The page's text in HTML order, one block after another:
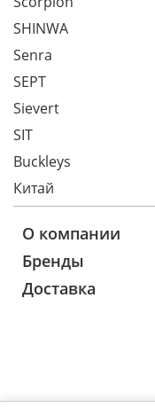
SHINWA
Senra
SEPT
Sievert
SIT
Buckleys
Китай
О компании
Бренды
Доставка